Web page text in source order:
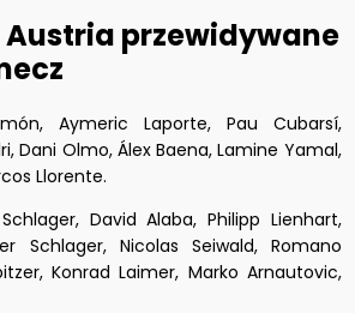
przewidywane
Aymeric Laporte, Pau Cubarsí,
Dani Olmo, Álex Baena, Lamine Yamal,
Llorente.
David Alaba, Philipp Lienhart,
Schlager, Nicolas Seiwald, Romano
Konrad Laimer, Marko Arnautovic,